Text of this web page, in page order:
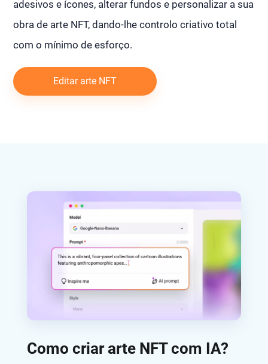
adesivos e ícones, alterar fundos e personalizar a sua
obra de arte NFT, dando-lhe controlo criativo total
com o mínimo de esforço.
Editar arte NFT
Como criar arte NFT com IA?